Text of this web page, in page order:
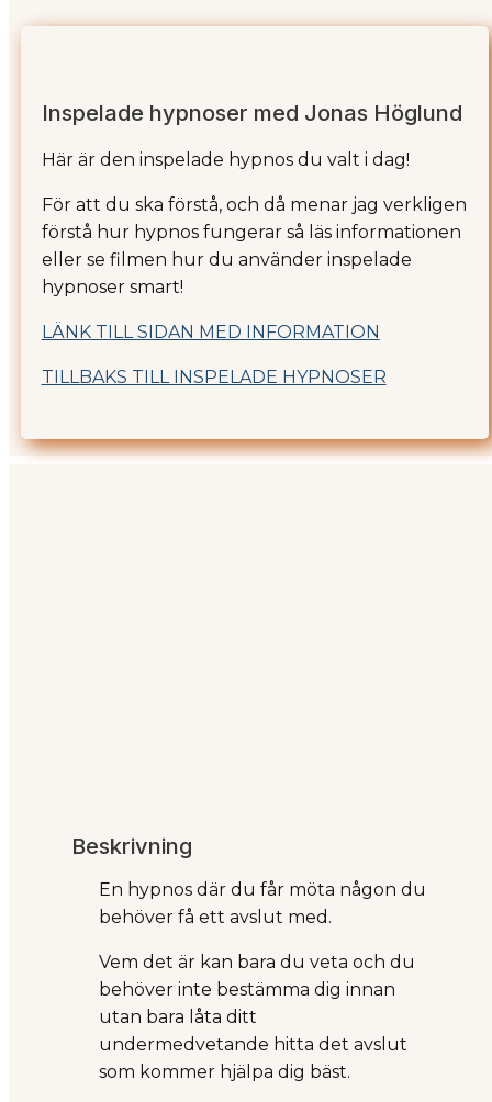
Inspelade hypnoser med Jonas Höglund
Här är den inspelade hypnos du valt i dag!
För att du ska förstå, och då menar jag verkligen
förstå hur hypnos fungerar så läs informationen
eller se filmen hur du använder inspelade
hypnoser smart!
LÄNK TILL SIDAN MED INFORMATION
TILLBAKS TILL INSPELADE HYPNOSER
Beskrivning
En hypnos där du får möta någon du
behöver få ett avslut med.
Vem det är kan bara du veta och du
behöver inte bestämma dig innan
utan bara låta ditt
undermedvetande hitta det avslut
som kommer hjälpa dig bäst.